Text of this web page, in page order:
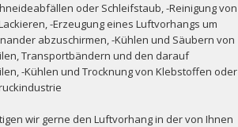
oder Schleifstaub, -Reinigung von
-Erzeugung eines Luftvorhangs um
abzuschirmen, -Kühlen und Säubern von
Transportbändern und den darauf
-Kühlen und Trocknung von Klebstoffen oder
wir gerne den Luftvorhang in der von Ihnen